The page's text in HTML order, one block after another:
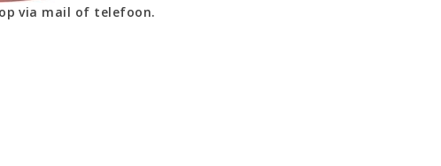
via mail of telefoon.